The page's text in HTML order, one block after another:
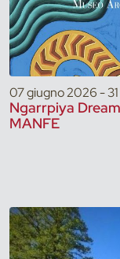
07 giugno 2026 -
Ngarrpiya
MANFE